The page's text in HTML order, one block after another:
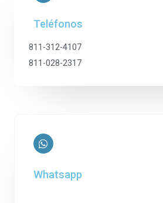
Teléfonos
811-312-4107
811-028-2317
Whatsapp